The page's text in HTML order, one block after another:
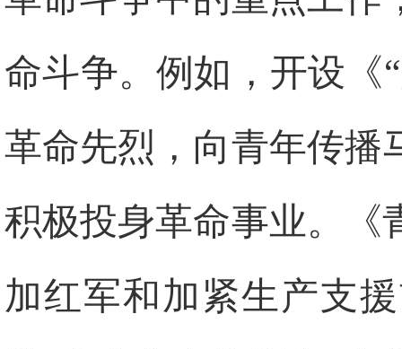
命斗争。例如，开设《
革命先烈，向青年传播
积极投身革命事业。《
加红军和加紧生产支